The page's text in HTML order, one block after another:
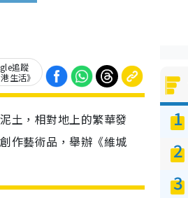
追蹤
生活》
土，相對地上的繁華發
作藝術品，舉辦《維城
1
2
3